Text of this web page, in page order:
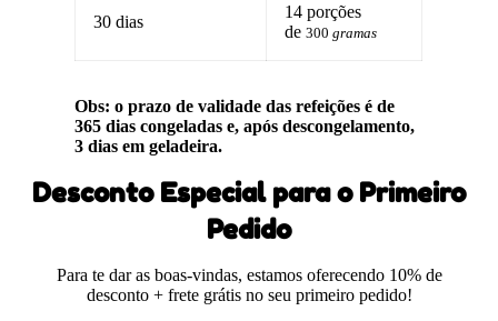
30 dias
14 porções
de300gramas
Obs: o prazo de validade das refeições é de
365 dias congeladas e, após descongelamento,
3 dias em geladeira.
Desconto Especial para o Primeiro
Pedido
Para te dar as boas-vindas, estamos oferecendo 10% de
desconto + frete grátis no seu primeiro pedido!